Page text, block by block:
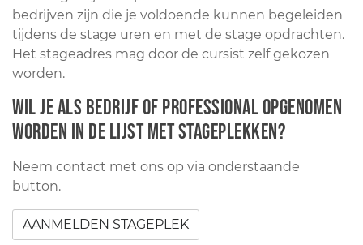
bedrijven zijn die je voldoende kunnen begeleiden
tijdens de stage uren en met de stage opdrachten.
Het stageadres mag door de cursist zelf gekozen
worden.
Wil je als bedrijf of professional opgenomen
worden in de lijst met stageplekken?
Neem contact met ons op via onderstaande
button.
AANMELDEN STAGEPLEK